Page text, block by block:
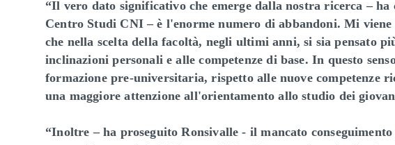
“Il vero dato significativo che emerge dalla nostra ricerca –
Centro Studi CNI – è l'enorme numero di abbandoni. Mi
che nella scelta della facoltà, negli ultimi anni, si sia pensato
inclinazioni personali e alle competenze di base. In questo
formazione pre-universitaria, rispetto alle nuove competenze
una maggiore attenzione all'orientamento allo studio dei
“Inoltre – ha proseguito Ronsivalle - il mancato